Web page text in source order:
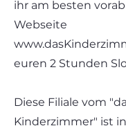
ihr am besten
Webseite
euren 2 Stunden
Diese Filiale vom
Kinderzimmer" ist